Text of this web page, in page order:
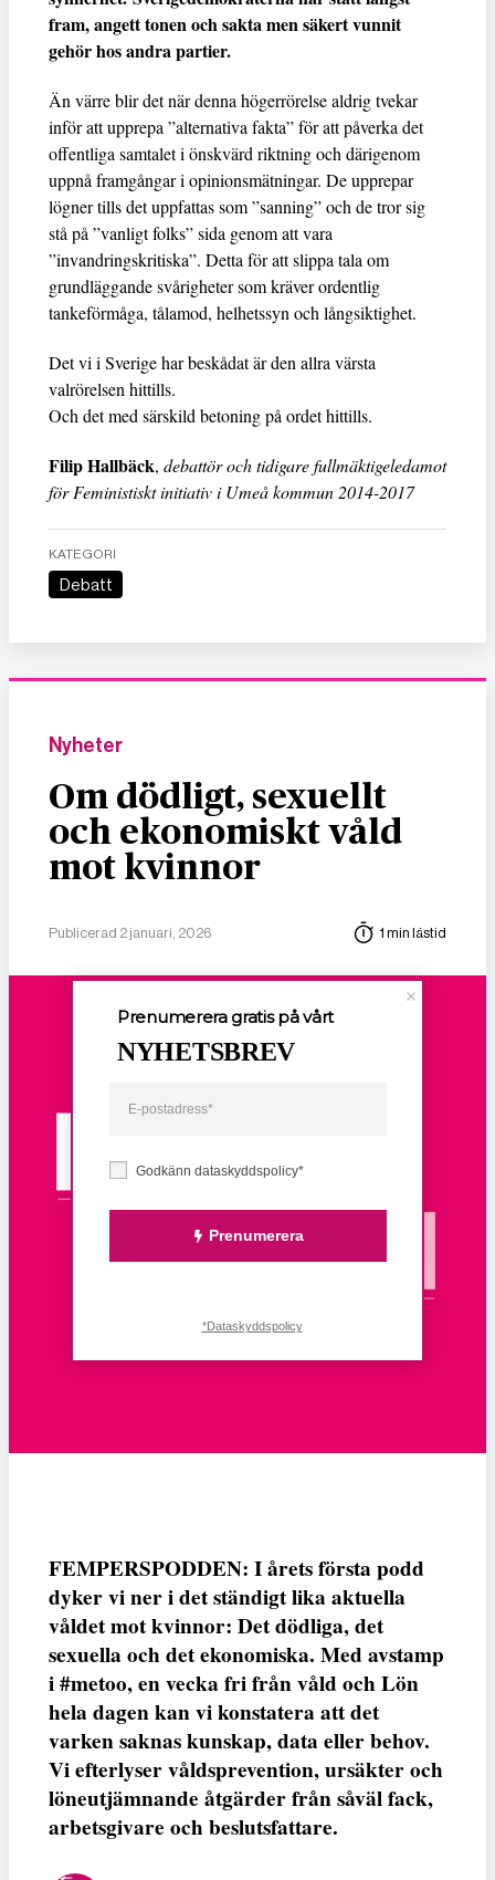
fram, angett tonen och sakta men säkert vunnit
gehör hos andra partier.
Än värre blir det när denna högerrörelse aldrig tvekar
inför att upprepa ”alternativa fakta” för att påverka det
offentliga samtalet i önskvärd riktning och därigenom
uppnå framgångar i opinionsmätningar. De upprepar
lögner tills det uppfattas som ”sanning” och de tror sig
stå på ”vanligt folks” sida genom att vara
”invandringskritiska”. Detta för att slippa tala om
grundläggande svårigheter som kräver ordentlig
tankeförmåga, tålamod, helhetssyn och långsiktighet.
Det vi i Sverige har beskådat är den allra värsta
valrörelsen hittills.
Och det med särskild betoning på ordet hittills.
Filip Hallbäck, debattör och tidigare fullmäktigeledamot
för Feministiskt initiativ i Umeå kommun 2014-2017
KATEGORI
Debatt
Nyheter
Om dödligt, sexuellt
och ekonomiskt våld
mot kvinnor
Publicerad 2 januari, 2026 1 min lästid
FEMPERSPODDEN: I årets första podd
dyker vi ner i det ständigt lika aktuella
våldet mot kvinnor: Det dödliga, det
sexuella och det ekonomiska. Med avstamp
i #metoo, en vecka fri från våld och Lön
hela dagen kan vi konstatera att det
varken saknas kunskap, data eller behov.
Vi efterlyser våldsprevention, ursäkter och
löneutjämnande åtgärder från såväl fack,
arbetsgivare och beslutsfattare.
Godkänn dataskyddspolicy*
Prenumerera
Prenumerera gratis på vårt
NYHETSBREV
*Dataskyddspolicy